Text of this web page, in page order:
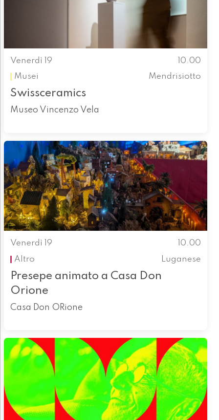
Venerdì 19
10.00
Musei
Mendrisiotto
Swissceramics
Museo Vincenzo Vela
Venerdì 19
10.00
Altro
Luganese
Presepe animato a Casa Don
Orione
Casa Don ORione